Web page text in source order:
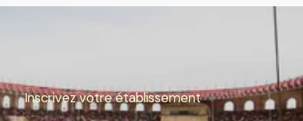
Inscrivez votre établissement